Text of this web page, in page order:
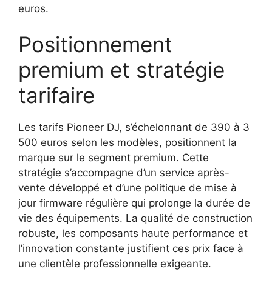
euros.
Positionnement
premium et stratégie
tarifaire
Les tarifs Pioneer DJ, s’échelonnant de 390 à 3
500 euros selon les modèles, positionnent la
marque sur le segment premium. Cette
stratégie s’accompagne d’un service après-
vente développé et d’une politique de mise à
jour firmware régulière qui prolonge la durée de
vie des équipements. La qualité de construction
robuste, les composants haute performance et
l’innovation constante justifient ces prix face à
une clientèle professionnelle exigeante.